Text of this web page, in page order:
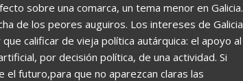
sobre una comarca, un tema menor en Galicia.
de los peores auguiros. Los intereses de Galicia
calificar de vieja política autárquica: el apoyo al
por decisión política, de una actividad. Si
futuro,para que no aparezcan claras las